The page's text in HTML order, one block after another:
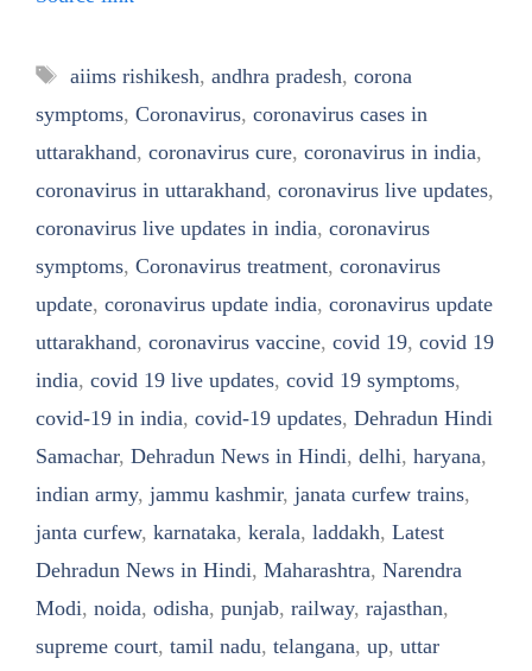
Tags
aiims rishikesh, andhra pradesh, corona
symptoms, Coronavirus, coronavirus cases in
uttarakhand, coronavirus cure, coronavirus in india,
coronavirus in uttarakhand, coronavirus live updates,
coronavirus live updates in india, coronavirus
symptoms, Coronavirus treatment, coronavirus
update, coronavirus update india, coronavirus update
uttarakhand, coronavirus vaccine, covid 19, covid 19
india, covid 19 live updates, covid 19 symptoms,
covid-19 in india, covid-19 updates, Dehradun Hindi
Samachar, Dehradun News in Hindi, delhi, haryana,
indian army, jammu kashmir, janata curfew trains,
janta curfew, karnataka, kerala, laddakh, Latest
Dehradun News in Hindi, Maharashtra, Narendra
Modi, noida, odisha, punjab, railway, rajasthan,
supreme court, tamil nadu, telangana, up, uttar